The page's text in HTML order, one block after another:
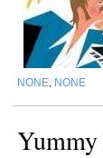
NONE NONE